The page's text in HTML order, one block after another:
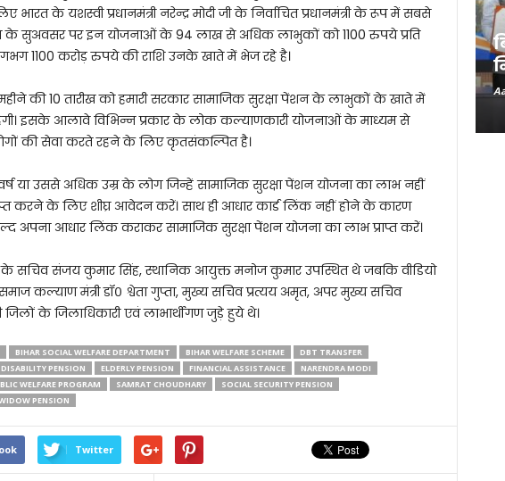
भारत के यशस्वी प्रधानमंत्री नरेन्द्र मोदी जी के निर्वाचित प्रधानमंत्री के रूप में सबसे
के सुअवसर पर इन योजनाओं के 94 लाख से अधिक लाभुकों को 1100 रुपये प्रति
1100 करोड़ रुपये की राशि उनके खाते में भेज रहे है।
की 10 तारीख को हमारी सरकार सामाजिक सुरक्षा पेंशन के लाभुकों के खाते में
इसके आलावे विभिन्न प्रकार के लोक कल्याणकारी योजनाओं के माध्यम से
की सेवा करते रहने के लिए कृतसंकल्पित है।
या उससे अधिक उम्र के लोग जिन्हें सामाजिक सुरक्षा पेंशन योजना का लाभ नहीं
करने के लिए शीघ्र आवेदन करें। साथ ही आधार कार्ड लिंक नहीं होने के कारण
अपना आधार लिंक कराकर सामाजिक सुरक्षा पेंशन योजना का लाभ प्राप्त करें।
के सचिव संजय कुमार सिंह, स्थानिक आयुक्त मनोज कुमार उपस्थित थे जबकि वीडियो
कल्याण मंत्री डॉ० श्वेता गुप्ता, मुख्य सचिव प्रत्यय अमृत, अपर मुख्य सचिव
के जिलाधिकारी एवं लाभार्थीगण जुड़े हुये थे।
BIHAR SOCIAL WELFARE DEPARTMENT BIHAR WELFARE SCHEME
DBT TRANSFER
DISABILITY PENSION ELDERLY PENSION FINANCIAL ASSISTANCE
NARENDRA MODI
WELFARE PROGRAM SAMRAT CHOUDHARY
SOCIAL SECURITY PENSION
PENSION
Twitter